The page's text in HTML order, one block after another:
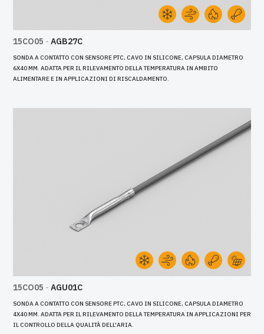
15CO05 - AGB27C
SONDA A CONTATTO CON SENSORE PTC, CAVO IN SILICONE, CAPSULA DIAMETRO
6X40 MM. ADATTA PER IL RILEVAMENTO DELLA TEMPERATURA IN AMBITO
ALIMENTARE E IN APPLICAZIONI DI RISCALDAMENTO.
15CO05 - AGU01C
SONDA A CONTATTO CON SENSORE PTC, CAVO IN SILICONE, CAPSULA DIAMETRO
4X40 MM. ADATTA PER IL RILEVAMENTO DELLA TEMPERATURA IN APPLICAZIONI PER
IL CONTROLLO DELLA QUALITÀ DELL'ARIA.